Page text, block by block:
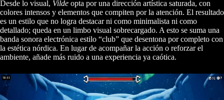
Desde lo visual, Vilde opta por una dirección artística saturada, con
colores intensos y elementos que compiten por la atención. El resultado
es un estilo que no logra destacar ni como minimalista ni como
detallado; queda en un limbo visual sobrecargado. A esto se suma una
banda sonora electrónica estilo “club” que desentona por completo con
la estética nórdica. En lugar de acompañar la acción o reforzar el
ambiente, añade más ruido a una experiencia ya caótica.